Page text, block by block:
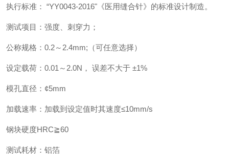
执行标准： “YY0043-2016"《医用缝合针》的标准设计制造。
测试项目：强度、刺穿力；
公称规格：0.2～2.4mm;（可任意选择）
设定载荷：0.01～2.0N， 误差不大于 ±1%
模孔直径：¢5mm
加载速率：加载到设定值时其速度≤10mm/s
钢块硬度HRC≧60
测试耗材：铝箔